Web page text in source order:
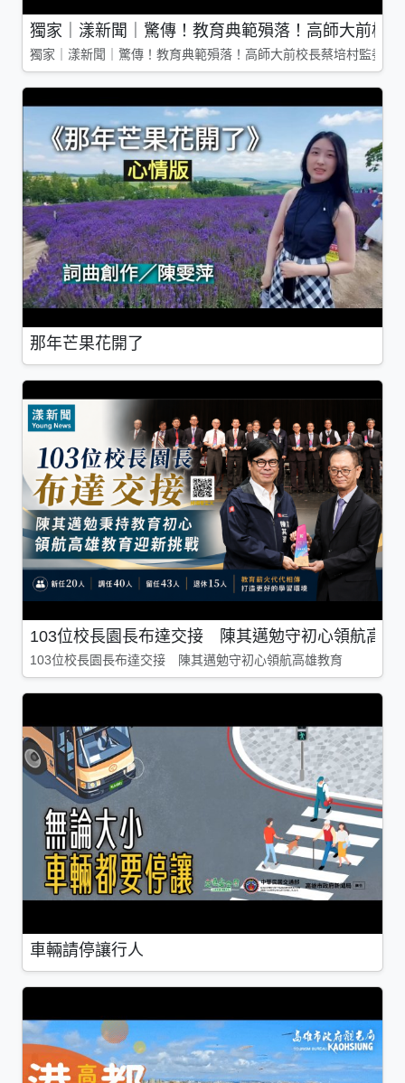
獨家｜漾新聞｜驚傳！教育典範殞落！高師大前校
獨家｜漾新聞｜驚傳！教育典範殞落！高師大前校長蔡培村監委
那年芒果花開了
103位校長園長布達交接 陳其邁勉守初心領航高雄
103位校長園長布達交接 陳其邁勉守初心領航高雄教育
車輛請停讓行人